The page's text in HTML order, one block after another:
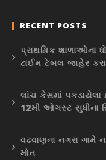
RECENT POSTS
પ્રાથમિક શાળાઓના
ટાઈમ ટેબલ જાહેર
લાંચ કેસમાં
12મી ઓગસ્ટ સુધીના
વઢવાણના નગરા ગામે
મોત